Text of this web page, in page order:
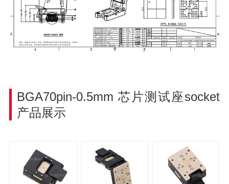
BGA70pin-0.5mm 芯片测试座socket
产品展示